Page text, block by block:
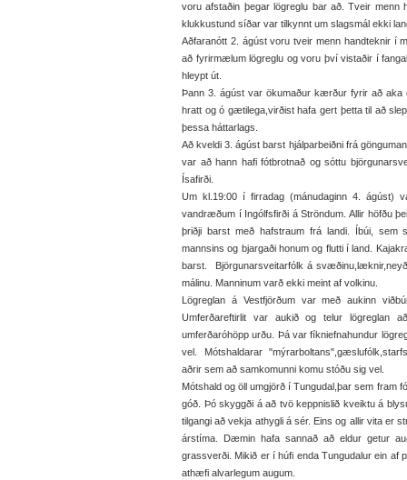
voru afstaðin þegar lögreglu bar að. Tveir
klukkustund síðar var tilkynnt um slagsmál ekki
Aðfaranótt 2. ágúst voru tveir menn handteknir í
að fyrirmælum lögreglu og voru því vistaðir í
hleypt út.
Þann 3. ágúst var ökumaður kærður fyrir að aka
hratt og ó gætilega,virðist hafa gert þetta til að
þessa háttarlags.
Að kveldi 3. ágúst barst hjálparbeiðni frá
var að hann hafi fótbrotnað og sóttu
Ísafirði.
Um kl.19:00 í firradag (mánudaginn 4. ágúst)
vandræðum í Ingólfsfirði á Ströndum. Allir höfðu
þriðji barst með hafstraum frá landi. Íbúi, sem
mannsins og bjargaði honum og flutti í land.
barst. Björgunarsveitarfólk á
málinu. Manninum varð ekki meint af volkinu.
Lögreglan á Vestfjörðum var með aukinn
Umferðareftirlit var aukið og telur
umferðaróhöpp urðu. Þá var fíkniefnahundur
vel. Mótshaldarar
aðrir sem að samkomunni komu stóðu sig vel.
Mótshald og öll umgjörð í Tungudal,þar sem fram
góð. Þó skyggði á að tvö keppnislið kveiktu á
tilgangi að vekja athygli á sér. Eins og allir vita er
árstíma. Dæmin hafa sannað að eldur getur
grassverði. Mikið er í húfi enda Tungudalur ein af
athæfi alvarlegum augum.